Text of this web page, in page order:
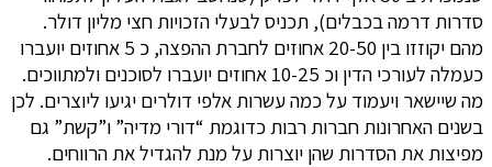
סדרות דרמה בכבלים), תכניס לבעלי הזכויות חצי מליון דולר.
מהם יקוזזו בין 20-50 אחוזים לחברת ההפצה, כ 5 אחוזים יועברו
כעמלה לעורכי הדין וכ 10-25 אחוזים יועברו לסוכנים ולמתווכים.
מה שיישאר ויעמוד על כמה עשרות אלפי דולרים יגיעו ליוצרים. לכן
בשנים האחרונות חברות רבות כדוגמת “דורי מדיה” ו”קשת” גם
מפיצות את הסדרות שהן יוצרות על מנת להגדיל את הרווחים.